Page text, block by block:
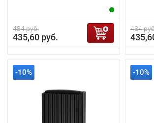
484 руб.
435,60 руб.
484
-10% -10%